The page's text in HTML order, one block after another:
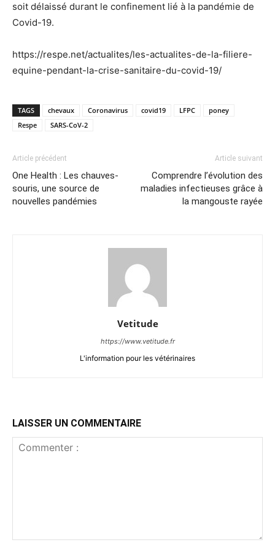
soit délaissé durant le confinement lié à la pandémie de
Covid-19.
https://respe.net/actualites/les-actualites-de-la-filiere-
equine-pendant-la-crise-sanitaire-du-covid-19/
TAGS chevaux Coronavirus covid19 LFPC
poney
Respe
SARS-CoV-2
Article précédent
One Health : Les chauves-
souris, une source de
nouvelles pandémies
Article suivant
Comprendre l’évolution des
maladies infectieuses grâce à
la mangouste rayée
Vetitude
https://www.vetitude.fr
L'information pour les vétérinaires
LAISSER UN COMMENTAIRE